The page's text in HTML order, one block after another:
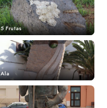
5 Frutas
Ala